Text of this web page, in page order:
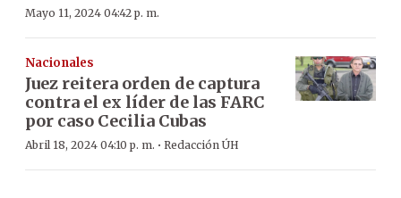
Mayo 11, 2024 04:42 p. m.
Nacionales
Juez reitera orden de captura
contra el ex líder de las FARC
por caso Cecilia Cubas
Abril 18, 2024 04:10 p. m. · Redacción ÚH